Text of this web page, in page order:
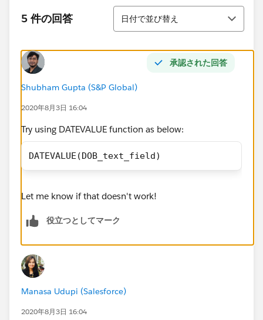
5 件の回答
並び替え
日付で並び替え
承認された回答
Shubham Gupta (S&P Global)
2020年8月3日 16:04
Try using DATEVALUE function as below:
DATEVALUE(DOB_text_field)
Let me know if that doesn't work!
役立つとしてマーク
Manasa Udupi (Salesforce)
2020年8月3日 16:04